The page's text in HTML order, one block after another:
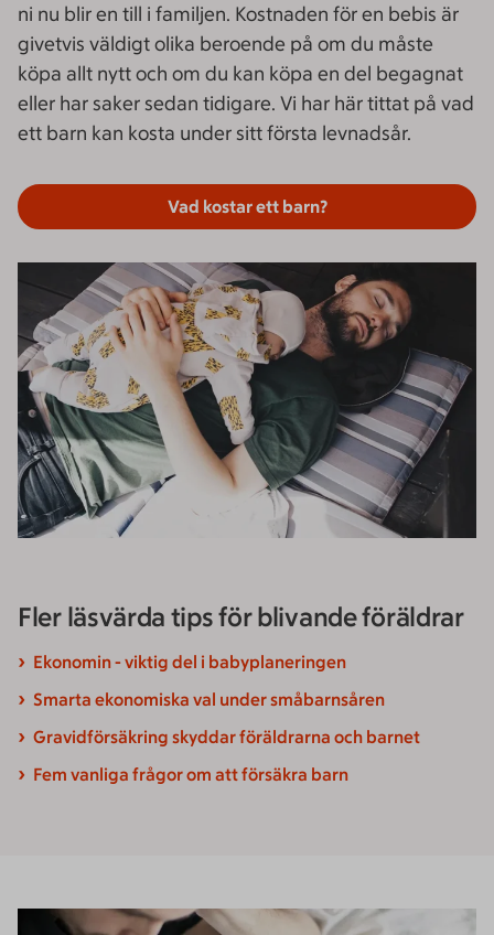
ni nu blir en till i familjen. Kostnaden för en bebis är
givetvis väldigt olika beroende på om du måste
köpa allt nytt och om du kan köpa en del begagnat
eller har saker sedan tidigare. Vi har här tittat på vad
ett barn kan kosta under sitt första levnadsår.
Vad kostar ett barn?
Fler läsvärda tips för blivande föräldrar
Ekonomin - viktig del i babyplaneringen
Smarta ekonomiska val under småbarnsåren
Gravidförsäkring skyddar föräldrarna och barnet
Fem vanliga frågor om att försäkra barn